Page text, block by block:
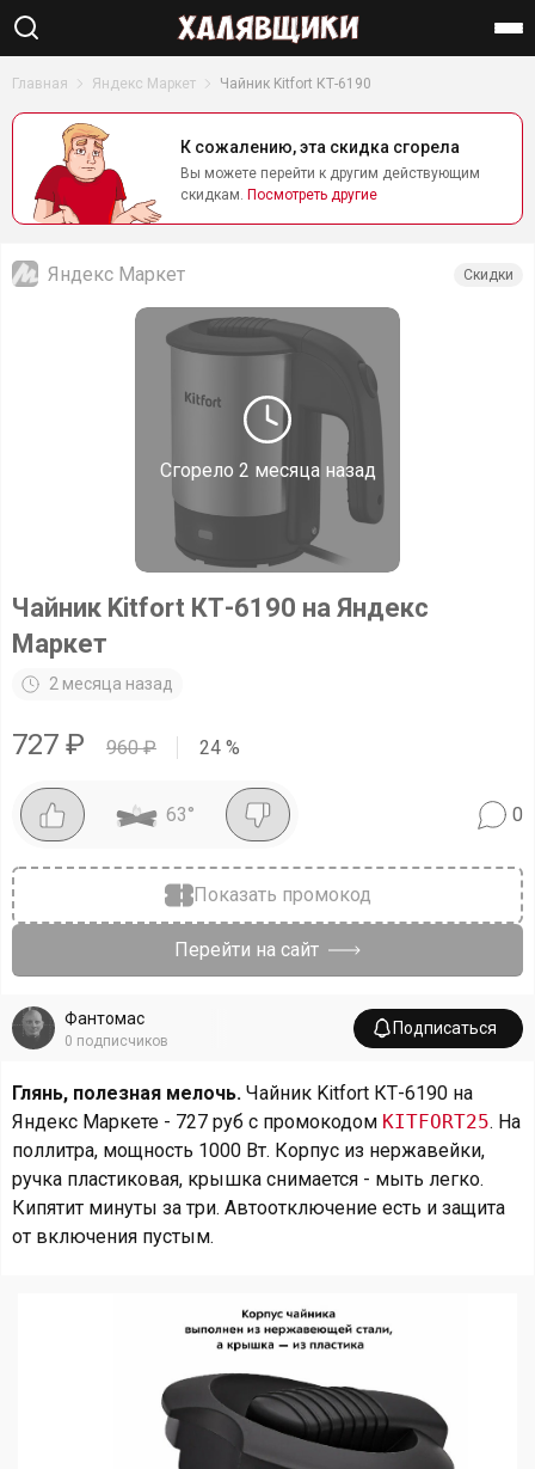
Главная Яндекс Маркет Чайник Kitfort КТ-6190
К сожалению, эта скидка сгорела
Вы можете перейти к другим действующим
скидкам. Посмотреть другие
Сгорело 2 месяца назад
Яндекс Маркет Скидки
Чайник Kitfort КТ-6190 на Яндекс
Маркет
2 месяца назад
727 ₽ 960₽ 24 %
63° 0
Показать промокод
Перейти на сайт
Фантомас
0 подписчиков
Подписаться
Глянь, полезная мелочь. Чайник Kitfort КТ-6190 на
Яндекс Маркете - 727 руб с промокодом KITFORT25. На
поллитра, мощность 1000 Вт. Корпус из нержавейки,
ручка пластиковая, крышка снимается - мыть легко.
Кипятит минуты за три. Автоотключение есть и защита
от включения пустым.